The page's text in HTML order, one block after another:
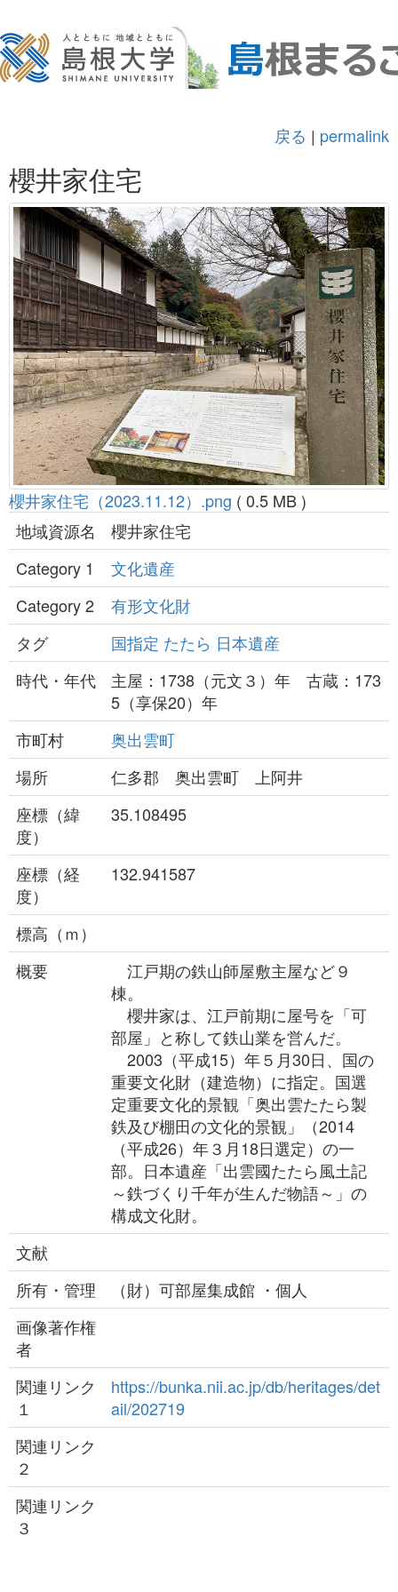
戻る | permalink
櫻井家住宅
櫻井家住宅（2023.11.12）.png ( 0.5 MB )
地域資源名
櫻井家住宅
Category 1
文化遺産
Category 2
有形文化財
タグ
国指定 たたら 日本遺産
時代・年代
主屋：1738（元文３）年 古蔵：173
5（享保20）年
市町村
奥出雲町
場所
仁多郡 奥出雲町 上阿井
座標（緯
度）
35.108495
座標（経
度）
132.941587
標高（ｍ）
概要
江戸期の鉄山師屋敷主屋など９
棟。
櫻井家は、江戸前期に屋号を「可
部屋」と称して鉄山業を営んだ。
2003（平成15）年５月30日、国の
重要文化財（建造物）に指定。国選
定重要文化的景観「奥出雲たたら製
鉄及び棚田の文化的景観」（2014
（平成26）年３月18日選定）の一
部。日本遺産「出雲國たたら風土記
～鉄づくり千年が生んだ物語～」の
構成文化財。
文献
所有・管理
（財）可部屋集成館 ・個人
画像著作権
者
関連リンク
１
https://bunka.nii.ac.jp/db/heritages/det
ail/202719
関連リンク
２
関連リンク
３